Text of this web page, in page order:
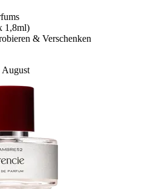
1,8ml)
& Verschenken
August